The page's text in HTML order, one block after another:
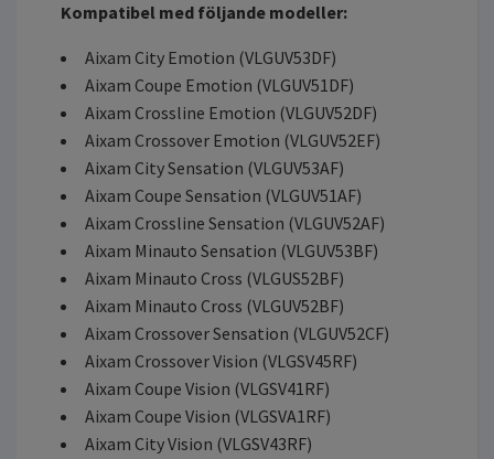
Kompatibel med följande modeller:
Aixam City Emotion (VLGUV53DF)
Aixam Coupe Emotion (VLGUV51DF)
Aixam Crossline Emotion (VLGUV52DF)
Aixam Crossover Emotion (VLGUV52EF)
Aixam City Sensation (VLGUV53AF)
Aixam Coupe Sensation (VLGUV51AF)
Aixam Crossline Sensation (VLGUV52AF)
Aixam Minauto Sensation (VLGUV53BF)
Aixam Minauto Cross (VLGUS52BF)
Aixam Minauto Cross (VLGUV52BF)
Aixam Crossover Sensation (VLGUV52CF)
Aixam Crossover Vision (VLGSV45RF)
Aixam Coupe Vision (VLGSV41RF)
Aixam Coupe Vision (VLGSVA1RF)
Aixam City Vision (VLGSV43RF)